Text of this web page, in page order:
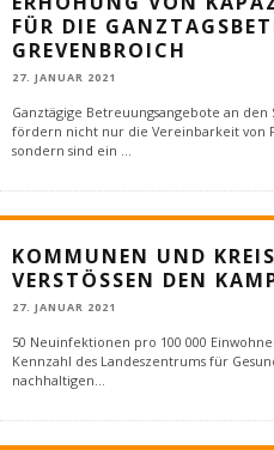
FÜR DIE
GREVENBROICH
27. JANUAR 2021
Ganztägige Betreuungsangebote an
fördern nicht nur die Vereinbarkeit von
sondern sind ein ...
KOMMUNEN UND
VERSTÖSSEN DEN
27. JANUAR 2021
50 Neuinfektionen pro 100 000
Kennzahl des Landeszentrums für
nachhaltigen...